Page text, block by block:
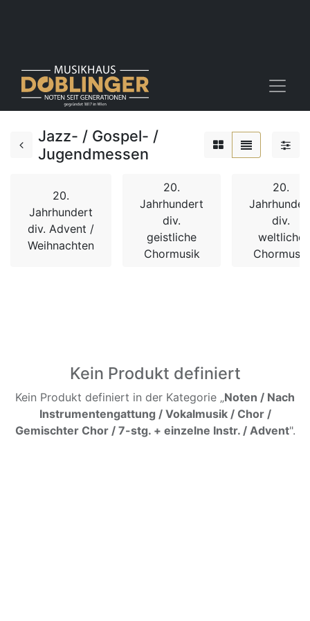
Jazz- / Gospel- /
Jugendmessen
20.
Jahrhundert
div. Advent /
Weihnachten
20.
Jahrhundert
div.
geistliche
Chormusik
20.
div.
weltliche
Chormusik
Kein Produkt definiert
Kein Produkt definiert in der Kategorie „Noten / Nach
Instrumentengattung / Vokalmusik / Chor /
Gemischter Chor / 7-stg. + einzelne Instr. / Advent".